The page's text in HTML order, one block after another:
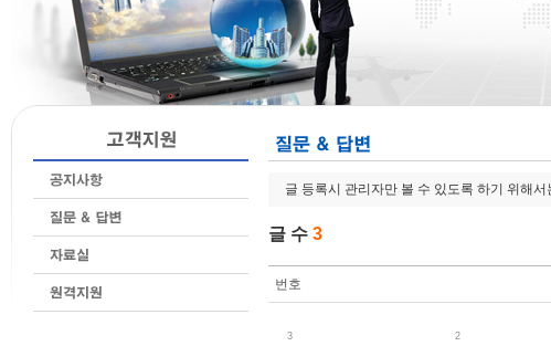
글 등록시 관리자만 볼 수 있도록 하기 위해서
글 수 3
번호
3 2